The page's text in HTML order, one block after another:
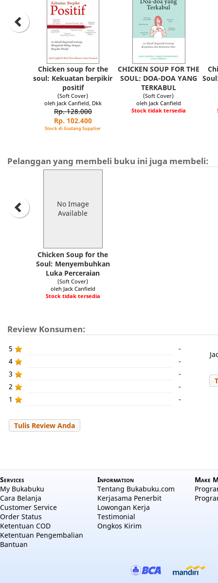
Chicken soup for the
soul: Kekuatan berpikir
positif
(Soft Cover)
oleh Jack Canfield, Dkk
Rp. 128.000
Rp. 102.400
Stock di Gudang Supplier
CHICKEN SOUP FOR THE
SOUL: DOA-DOA YANG
TERKABUL
(Soft Cover)
oleh Jack Canfield
Stock tidak tersedia
Pelanggan yang membeli buku ini juga membeli:
No Image
Available
Chicken Soup for the
Soul: Menyembuhkan
Luka Perceraian
(Soft Cover)
oleh Jack Canfield
Stock tidak tersedia
Review Konsumen:
5
-
4
-
3
-
2
-
1
-
Tulis Review Anda
Services
My Bukabuku
Cara Belanja
Customer Service
Order Status
Ketentuan COD
Ketentuan Pengembalian
Bantuan
Information
Tentang Bukabuku.com
Kerjasama Penerbit
Lowongan Kerja
Testimonial
Ongkos Kirim
Make